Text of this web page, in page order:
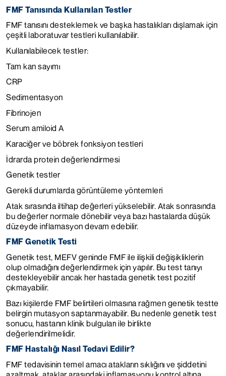
FMF Tanısında Kullanılan Testler
FMF tanısını desteklemek ve başka hastalıkları dışlamak için
çeşitli laboratuvar testleri kullanılabilir.
Kullanılabilecek testler:
Tam kan sayımı
CRP
Sedimentasyon
Fibrinojen
Serum amiloid A
Karaciğer ve böbrek fonksiyon testleri
İdrarda protein değerlendirmesi
Genetik testler
Gerekli durumlarda görüntüleme yöntemleri
Atak sırasında iltihap değerleri yükselebilir. Atak sonrasında
bu değerler normale dönebilir veya bazı hastalarda düşük
düzeyde inflamasyon devam edebilir.
FMF Genetik Testi
Genetik test, MEFV geninde FMF ile ilişkili değişikliklerin
olup olmadığını değerlendirmek için yapılır. Bu test tanıyı
destekleyebilir ancak her hastada genetik test pozitif
çıkmayabilir.
Bazı kişilerde FMF belirtileri olmasına rağmen genetik testte
belirgin mutasyon saptanmayabilir. Bu nedenle genetik test
sonucu, hastanın klinik bulguları ile birlikte
değerlendirilmelidir.
FMF Hastalığı Nasıl Tedavi Edilir?
FMF tedavisinin temel amacı atakların sıklığını ve şiddetini